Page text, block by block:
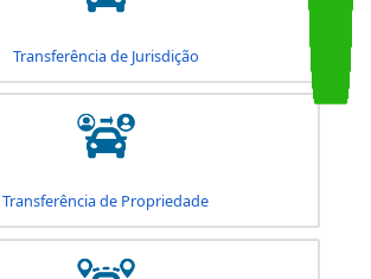
Cancelar Agendamento